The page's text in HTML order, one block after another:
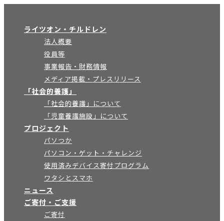
ライツオン・チルドレン
法人概要
役員等
事業報告・財務情報
メディア掲載・プレスリリース
「社会的養護」
「社会的養護」について
「児童養護施設」について
プロジェクト
パソつか
パソコン・ゲット・チャレンジ
使用済みデバイス寄付プログラム
ワタシとスマホ
ニュース
ご寄付・ご支援
ご寄付